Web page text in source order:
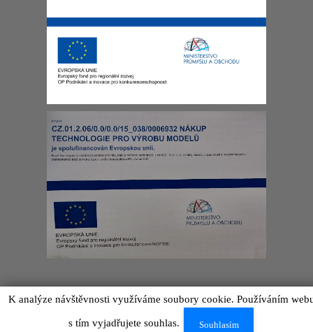
K analýze návštěvnosti využíváme soubory cookie. Používáním
s tím vyjadřujete souhlas. Souhlasím